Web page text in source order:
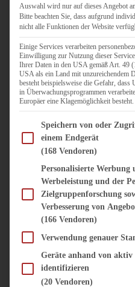
Auswahl wird nur auf dieses Angebot
Bitte beachten Sie, dass aufgrund
nicht alle Funktionen der Website
Einige Services verarbeiten
Einwilligung zur Nutzung dieser
Ihrer Daten in den USA gemäß Art. 49
USA als ein Land mit unzureichendem
besteht beispielsweise die Gefahr, dass
in Überwachungsprogrammen
Europäer eine Klagemöglichkeit besteht.
Im Folgenden finden Sie eine Liste
Speichern von oder
einem Endgerät
(168 Vendoren)
Personalisierte Werbung
Werbeleistung und der
Zielgruppenforschung
Verbesserung von
(166 Vendoren)
Verwendung genauer
Geräte anhand von
identifizieren
(20 Vendoren)